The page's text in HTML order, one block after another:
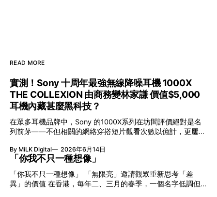
READ MORE
實測！Sony 十周年最強無線降噪耳機 1000X
THE COLLEXION 由商務變林家謙 價值$5,000
耳機內藏甚麼黑科技？
在眾多耳機品牌中，Sony 的1000X系列在坊間評價絕對是名
列前茅——不但相關的網絡穿搭短片觀看次數以億計，更屢獲
VGP 金獎，也是 Amazon 折扣日的大熱推介。
By MiLK Digital 2026年6月14日
「你我不只一種想像」
「你我不只一種想像」 「無限亮」邀請觀眾重新思考「差
異」的價值 在香港，每年二、三月的春季，一個名字低調但